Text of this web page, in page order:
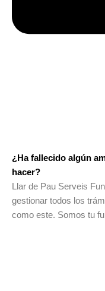
¿Ha fallecido algún
hacer?
Llar de Pau Serveis
gestionar todos los
como este. Somos tu